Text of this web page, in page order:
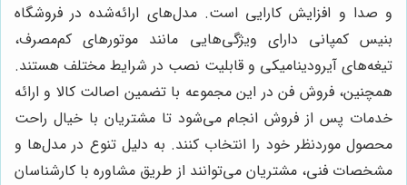
و صدا و افزایش کارایی است. مدل‌های ارائه‌شده در فروشگاه
بنیس کمپانی دارای ویژگی‌هایی مانند موتورهای کم‌مصرف،
تیغه‌های آیرودینامیکی و قابلیت نصب در شرایط مختلف هستند.
همچنین، فروش فن در این مجموعه با تضمین اصالت کالا و ارائه
خدمات پس از فروش انجام می‌شود تا مشتریان با خیال راحت
محصول موردنظر خود را انتخاب کنند. به دلیل تنوع در مدل‌ها و
مشخصات فنی، مشتریان می‌توانند از طریق مشاوره با کارشناسان